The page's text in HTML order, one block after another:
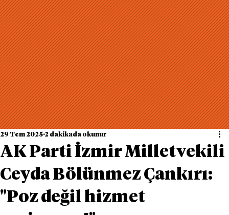
AK Parti İzmir Milletvekili
Ceyda Bölünmez Çankırı:
"Poz değil hizmet
29 Tem 2025 2 dakikada okunur